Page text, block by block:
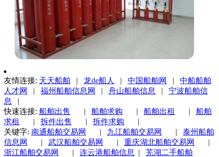
友情连接: 天天船舶 | 龙de船人 | 中国船舶网 | 中船船舶
人才网
| 福州船舶信息网 | 舟山船舶信息 | 宁波船舶信
息
|
快速连接: 船舶出售 | 船舶求购 | 船舶出租 | 船舶
求租
| 拆件出售 | 拆件求购 |
关键字: 南通船舶交易网 | 九江船舶交易网 | 泰州船舶
信息网
| 武汉船舶交易网 | 重庆湖北船舶交易网
|
浙江船舶交易网
| 连云港船舶信息 | 芜湖二手船舶